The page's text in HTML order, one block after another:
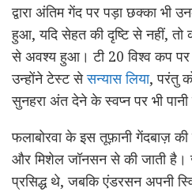
द्वारा अंतिम गेंद पर पड़ा छक्का भी
हुआ, यदि सेहत की दृष्टि से नहीं,
से अवश्य हुआ। टी 20 विश्व कप पर
उन्होंने टेस्ट सेसन्यास लिया, परंतु
सुनहरा अंत देने के स्वप्न पर भी पानी
फलाबोरवा के इस तूफ़ानी गेंदबाज़
और मिशेल जॉनसन से की जाती है।
प्रसिद्ध थे, जबकि एंडरसन अपनी